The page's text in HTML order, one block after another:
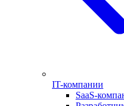
IT-компании
SaaS-